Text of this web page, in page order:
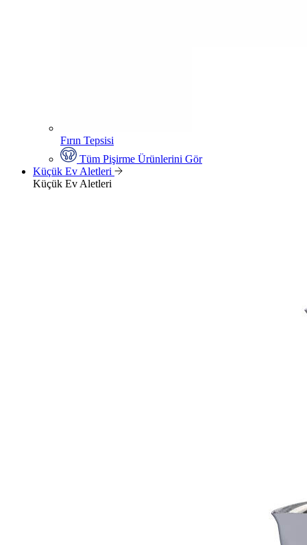
Fırın Tepsisi
Tüm Pişirme Ürünlerini Gör
Küçük Ev Aletleri
Küçük Ev Aletleri